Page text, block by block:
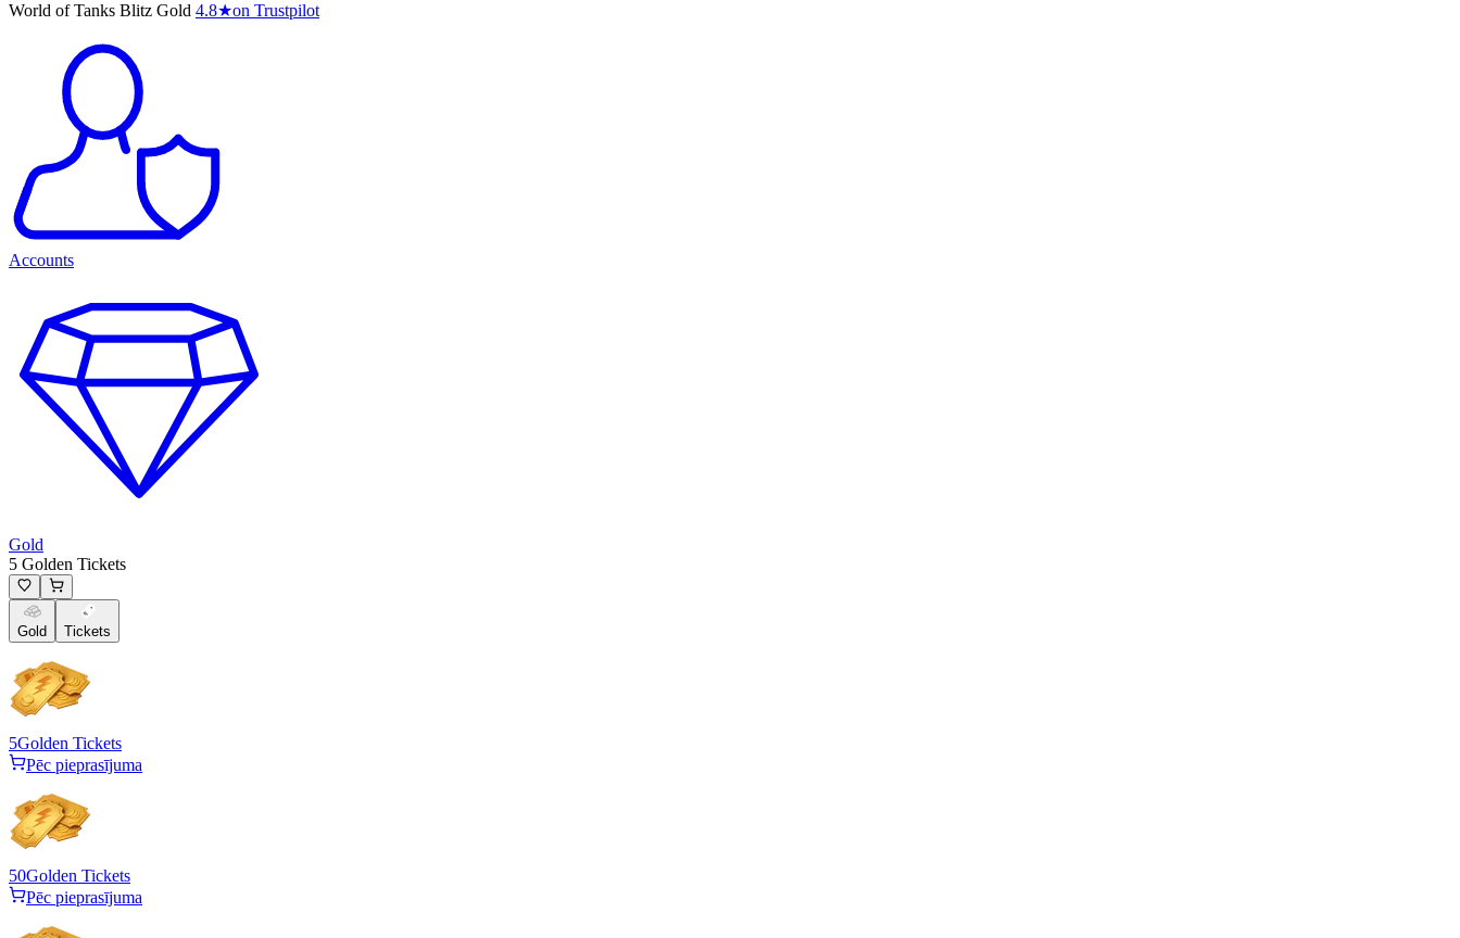
World of Tanks Blitz Gold 4.8★on Trustpilot
Accounts
Gold
5 Golden Tickets
Gold Tickets
5Golden Tickets
Pēc pieprasījuma
50Golden Tickets
Pēc pieprasījuma